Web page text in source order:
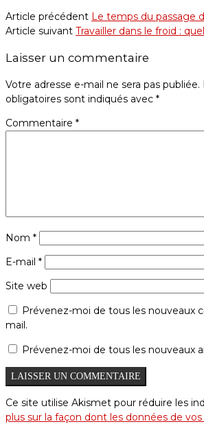
Article précédent Le temps du passage
Article suivant Travailler dans le froid :
Laisser un commentaire
Votre adresse e-mail ne sera pas publiée.
obligatoires sont indiqués avec *
Commentaire *
Nom *
E-mail *
Site web
Prévenez-moi de tous les nouveaux
mail.
Prévenez-moi de tous les nouveaux
Ce site utilise Akismet pour réduire les
plus sur la façon dont les données de